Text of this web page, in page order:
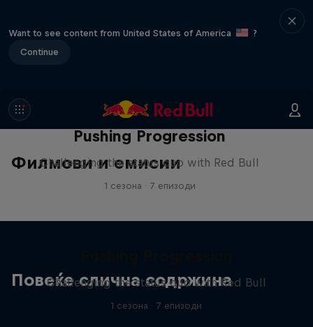
Want to see content from United States of America
?
Continue
Филмови и емисии
Pushing Progression
Challenging the status quo with Red Bull
1 сезона · 7 епизоди
Повеќе слична содржина
Challenging the status quo with Red Bull
1 сезона · 7 епизоди